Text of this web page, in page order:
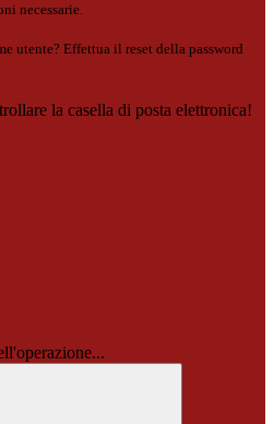
necessarie.
utente? Effettua il reset della password
la casella di posta elettronica!